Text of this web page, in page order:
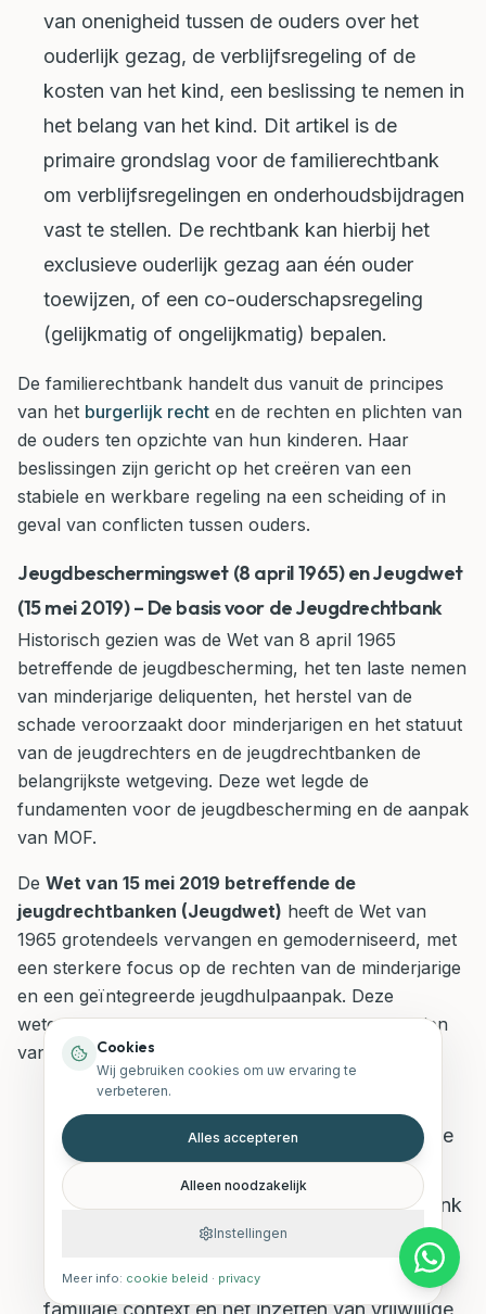
van onenigheid tussen de ouders over het
ouderlijk gezag, de verblijfsregeling of de
kosten van het kind, een beslissing te nemen in
het belang van het kind. Dit artikel is de
primaire grondslag voor de familierechtbank
om verblijfsregelingen en onderhoudsbijdragen
vast te stellen. De rechtbank kan hierbij het
exclusieve ouderlijk gezag aan één ouder
toewijzen, of een co-ouderschapsregeling
(gelijkmatig of ongelijkmatig) bepalen.
De familierechtbank handelt dus vanuit de principes
van het burgerlijk recht en de rechten en plichten van
de ouders ten opzichte van hun kinderen. Haar
beslissingen zijn gericht op het creëren van een
stabiele en werkbare regeling na een scheiding of in
geval van conflicten tussen ouders.
Jeugdbeschermingswet (8 april 1965) en Jeugdwet
(15 mei 2019) – De basis voor de Jeugdrechtbank
Historisch gezien was de Wet van 8 april 1965
betreffende de jeugdbescherming, het ten laste nemen
van minderjarige deliquenten, het herstel van de
schade veroorzaakt door minderjarigen en het statuut
van de jeugdrechters en de jeugdrechtbanken de
belangrijkste wetgeving. Deze wet legde de
fundamenten voor de jeugdbescherming en de aanpak
van MOF.
De Wet van 15 mei 2019 betreffende de
jeugdrechtbanken (Jeugdwet) heeft de Wet van
1965 grotendeels vervangen en gemoderniseerd, met
een sterkere focus op de rechten van de minderjarige
en een geïntegreerde jeugdhulpaanpak. Deze
wetgeving is de huidige basis voor de bevoegdheden
van de jeugdrechtbank.
De Jeugdwet van 15 mei 2019:
definieert uitgebreid wat een "problematische
opvoedingssituatie" (POS) is en welke
procedures en maatregelen de jeugdrechtbank
kan nemen. De wet legt de nadruk op het
zoeken naar oplossingen binnen de eigen
Cookies
Wij gebruiken cookies om uw ervaring te
verbeteren.
Alles accepteren
Alleen noodzakelijk
Instellingen
Meer info: cookie beleid · privacy